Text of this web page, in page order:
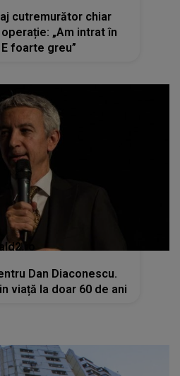
cutremurător chiar
„Am intrat în
foarte greu”
Dan Diaconescu.
viață la doar 60 de ani